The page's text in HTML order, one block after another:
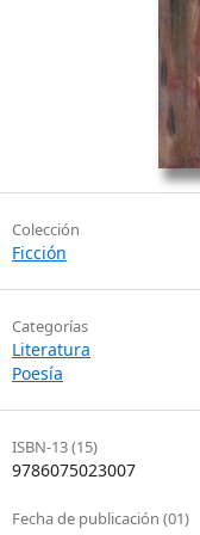
Colección
Ficción
Categorías
Literatura
Poesía
ISBN-13 (15)
9786075023007
Fecha de publicación (01)